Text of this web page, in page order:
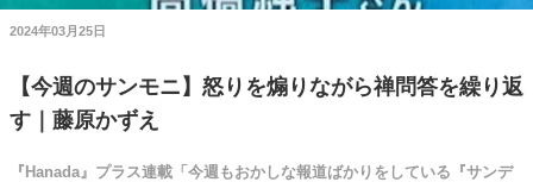
2024年03月25日
【今週のサンモニ】怒りを煽りながら禅問答を繰り返
す｜藤原かずえ
『Hanada』プラス連載「今週もおかしな報道ばかりをしている『サンデ